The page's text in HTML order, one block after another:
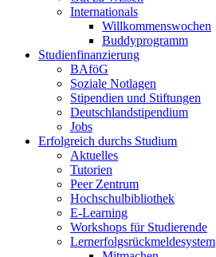
Internationals
Willkommenswochen
Buddyprogramm
Studienfinanzierung
BAföG
Soziale Notlagen
Stipendien und Stiftungen
Deutschlandstipendium
Jobs
Erfolgreich durchs Studium
Aktuelles
Tutorien
Peer Zentrum
Hochschulbibliothek
E-Learning
Workshops für Studierende
Lernerfolgsrückmeldesystem